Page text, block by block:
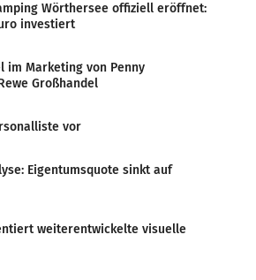
Wörthersee offiziell eröffnet:
investiert
im Marketing von Penny
Großhandel
vor
Eigentumsquote sinkt auf
weiterentwickelte visuelle